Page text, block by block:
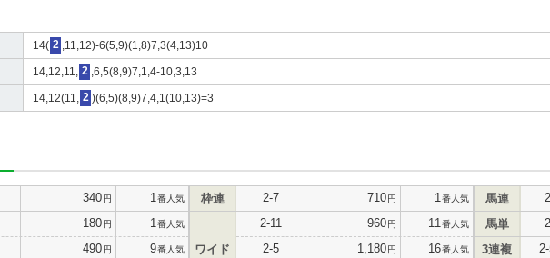
14( 2 ,11,12)-6(5,9)(1,8)7,3(4,13)10
14,12,11, 2 ,6,5(8,9)7,1,4-10,3,13
14,12(11, 2 )(6,5)(8,9)7,4,1(10,13)=3
340円 1 番人気
180円 1 番人気
490円 9番人気
枠連 2-7 710円 1 番人気
ワイド
2-11 960円 11 番人気
2-5 1,180円 16番人気
馬連
馬単
3連複